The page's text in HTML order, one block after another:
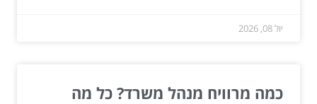
יול 08, 2026
כמה מרוויח מנהל משרד? כל מה